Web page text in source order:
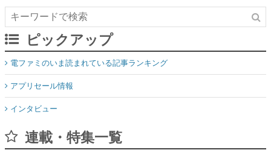
ピックアップ
電ファミのいま読まれている記事ランキング
アプリセール情報
インタビュー
連載・特集一覧